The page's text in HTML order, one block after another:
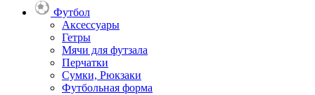
Футбол
Аксессуары
Гетры
Мячи для футзала
Перчатки
Сумки, Рюкзаки
Футбольная форма